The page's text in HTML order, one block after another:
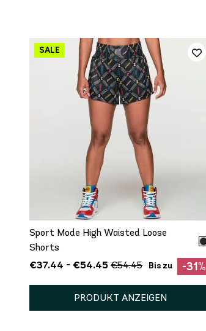
SCHNELL HINZUFÜGEN
Sport Mode High Waisted Loose
Shorts
€37.44 - €54.45 €54.45 Bis zu -31%
PRODUKT ANZEIGEN